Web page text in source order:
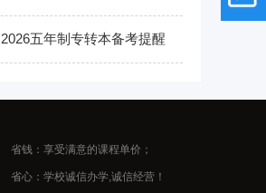
2026五年制专转本备考提醒
省钱：享受满意的课程单价；
省心：学校诚信办学,诚信经营！